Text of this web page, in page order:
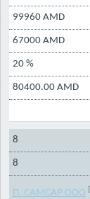
99960 AMD
67000 AMD
20 %
80400.00 AMD
8
8
П. САМСАР ООО